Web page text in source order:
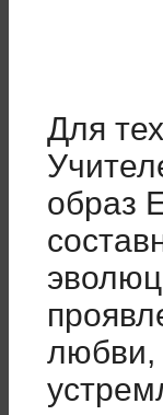
Для
образ
любви,